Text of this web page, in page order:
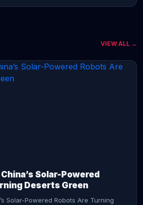
VIEW ALL →
Solar-Powered
Deserts Green
Solar-Powered Robots Are Turning